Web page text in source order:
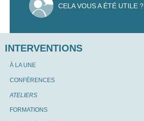
CELA VOUS A ÉTÉ UTILE ?
INTERVENTIONS
À LA UNE
CONFÉRENCES
ATELIERS
FORMATIONS